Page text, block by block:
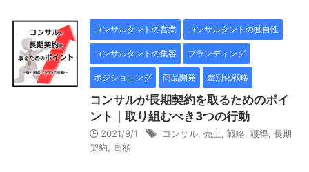
コンサルタントの営業 コンサルタントの独自性
コンサルタントの集客 ブランディング
ポジショニング 商品開発 差別化戦略
コンサルが長期契約を取るためのポイ
ント｜取り組むべき3つの行動
2021/9/1 コンサル 売上 戦略 獲得 長期
契約 高額